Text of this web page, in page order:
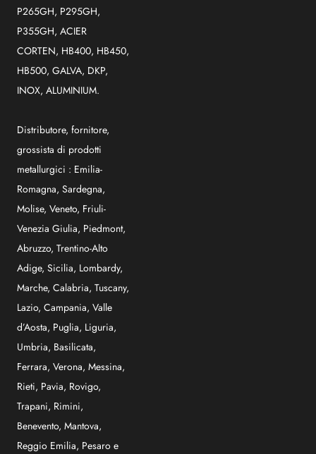
P265GH, P295GH,
P355GH, ACIER
CORTEN, HB400, HB450,
HB500, GALVA, DKP,
INOX, ALUMINIUM.
Distributore, fornitore,
grossista di prodotti
metallurgici : Emilia-
Romagna, Sardegna,
Molise, Veneto, Friuli-
Venezia Giulia, Piedmont,
Abruzzo, Trentino-Alto
Adige, Sicilia, Lombardy,
Marche, Calabria, Tuscany,
Lazio, Campania, Valle
d’Aosta, Puglia, Liguria,
Umbria, Basilicata,
Ferrara, Verona, Messina,
Rieti, Pavia, Rovigo,
Trapani, Rimini,
Benevento, Mantova,
Reggio Emilia, Pesaro e